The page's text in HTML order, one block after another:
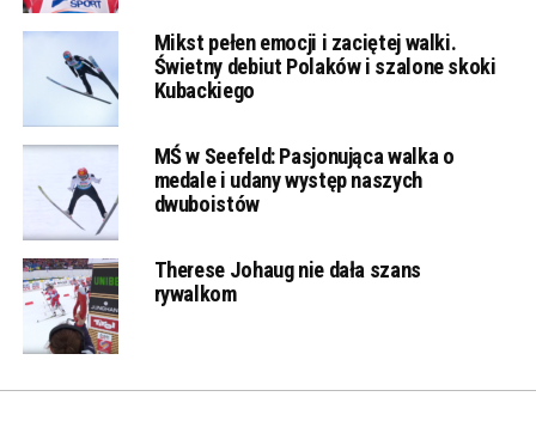
Mikst pełen emocji i zaciętej walki.
Świetny debiut Polaków i szalone skoki
Kubackiego
MŚ w Seefeld: Pasjonująca walka o
medale i udany występ naszych
dwuboistów
Therese Johaug nie dała szans
rywalkom